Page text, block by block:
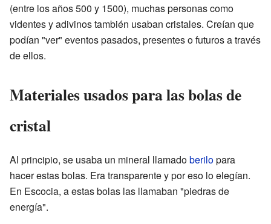
(entre los años 500 y 1500), muchas personas como
videntes y adivinos también usaban cristales. Creían que
podían "ver" eventos pasados, presentes o futuros a través
de ellos.
Materiales usados para las bolas de
cristal
Al principio, se usaba un mineral llamadoberilopara
hacer estas bolas. Era transparente y por eso lo elegían.
En Escocia, a estas bolas las llamaban "piedras de
energía".